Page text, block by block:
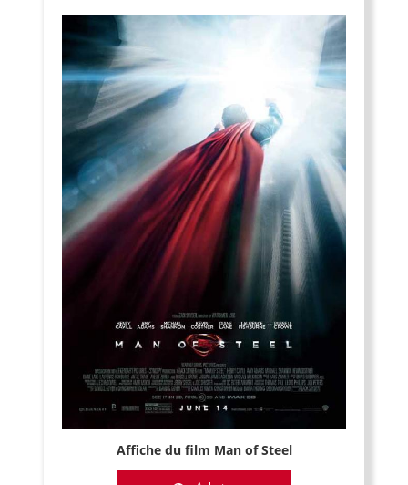
Affiche du film Man of Steel